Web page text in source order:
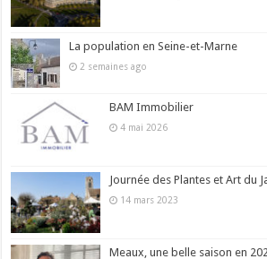
La population en Seine-et-Marne
2 semaines ago
BAM Immobilier
4 mai 2026
Journée des Plantes et Art du
14 mars 2023
Meaux, une belle saison en